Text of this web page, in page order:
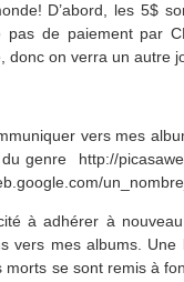
D’abord, les 5$
pas de paiement par
donc on verra un autre
vers mes
genre http://
à adhérer à
vers mes albums.
se sont remis à